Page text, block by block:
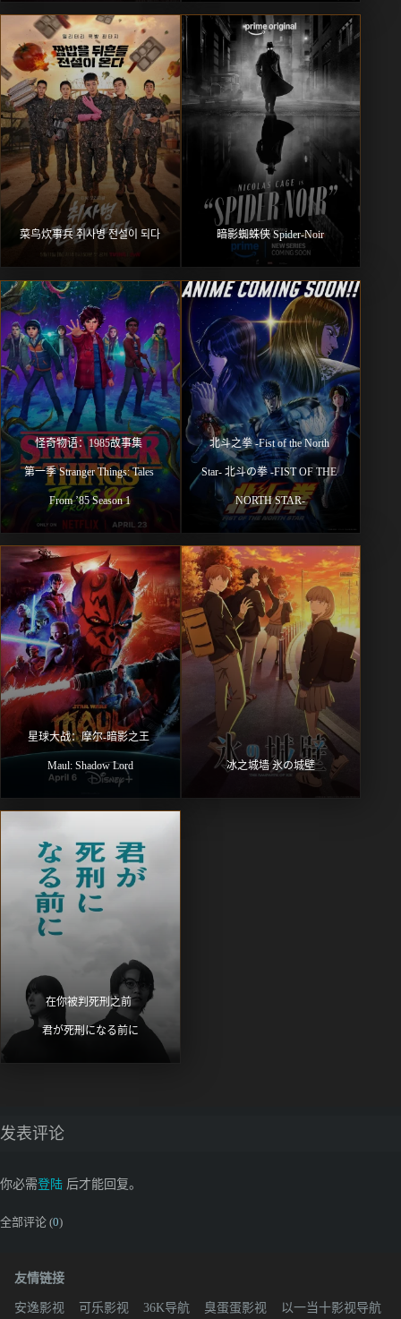
菜鸟炊事兵 취사병 전설이 되다 暗影蜘蛛侠 Spider-Noir
怪奇物语：1985故事集
第一季 Stranger Things: Tales
From ’85 Season 1
北⽃之拳 -Fist of the North
Star- 北斗の拳 -FIST OF THE
NORTH STAR-
星球大战：摩尔-暗影之王
Maul: Shadow Lord 冰之城墙 氷の城壁
在你被判死刑之前
君が死刑になる前に
发表评论
你必需登陆 后才能回复。
全部评论 (0)
友情链接
安逸影视 可乐影视 36K导航 臭蛋蛋影视 以一当十影视导航